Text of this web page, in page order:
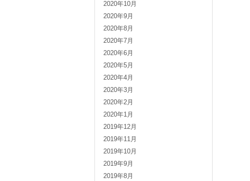
2020年10月
2020年9月
2020年8月
2020年7月
2020年6月
2020年5月
2020年4月
2020年3月
2020年2月
2020年1月
2019年12月
2019年11月
2019年10月
2019年9月
2019年8月